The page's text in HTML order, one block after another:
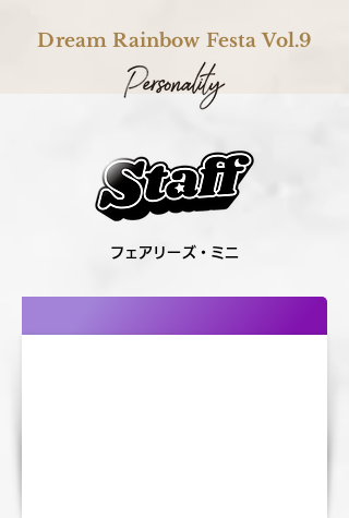
Dream Rainbow Festa Vol.9
フェアリーズ・ミニ